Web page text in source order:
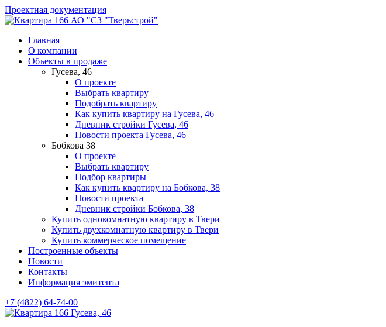
Проектная документация
АО "СЗ "Тверьстрой"
Главная
О компании
Объекты в продаже
Гусева, 46
О проекте
Выбрать квартиру
Подобрать квартиру
Как купить квартиру на Гусева, 46
Дневник стройки Гусева, 46
Новости проекта Гусева, 46
Бобкова 38
О проекте
Выбрать квартиру
Подбор квартиры
Как купить квартиру на Бобкова, 38
Новости проекта
Дневник стройки Бобкова, 38
Купить однокомнатную квартиру в Твери
Купить двухкомнатную квартиру в Твери
Купить коммерческое помещение
Построенные объекты
Новости
Контакты
Информация эмитента
+7 (4822) 64-74-00
Гусева, 46